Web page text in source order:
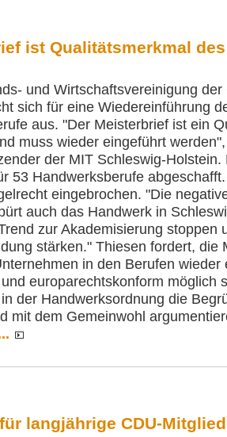
ist Qualitätsmerkmal
und Wirtschaftsvereinigung
sich für eine Wiedereinführung
aus. "Der Meisterbrief ist ein
muss wieder eingeführt
der MIT Schleswig-
53 Handwerksberufe
eingebrochen. "Die
auch das Handwerk in
zur Akademisierung stoppen
stärken." Thiesen fordert, die
in den Berufen wieder
europarechtskonform möglich
der Handwerksordnung die
mit dem Gemeinwohl
langjährige CDU-